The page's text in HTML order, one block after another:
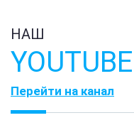
НАШ
Перейти на канал